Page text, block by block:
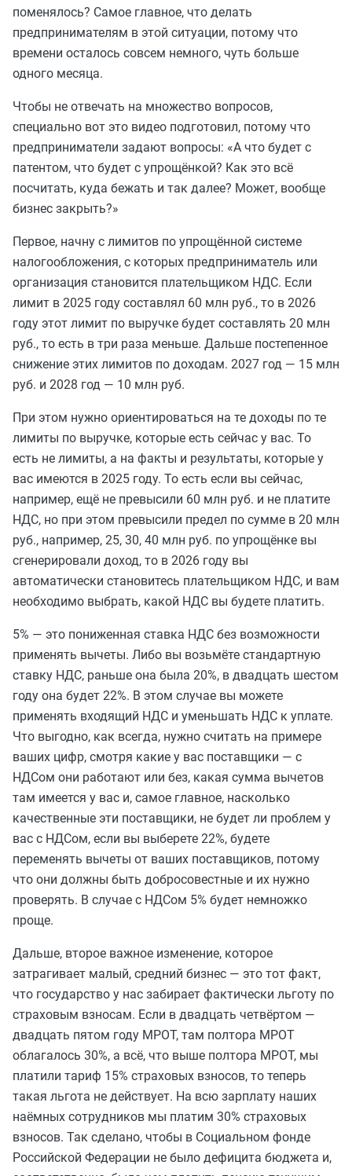
поменялось? Самое главное, что делать
предпринимателям в этой ситуации, потому что
времени осталось совсем немного, чуть больше
одного месяца.
Чтобы не отвечать на множество вопросов,
специально вот это видео подготовил, потому что
предприниматели задают вопросы: «А что будет с
патентом, что будет с упрощёнкой? Как это всё
посчитать, куда бежать и так далее? Может, вообще
бизнес закрыть?»
Первое, начну с лимитов по упрощённой системе
налогообложения, с которых предприниматель или
организация становится плательщиком НДС. Если
лимит в 2025 году составлял 60 млн руб., то в 2026
году этот лимит по выручке будет составлять 20 млн
руб., то есть в три раза меньше. Дальше постепенное
снижение этих лимитов по доходам. 2027 год — 15 млн
руб. и 2028 год — 10 млн руб.
При этом нужно ориентироваться на те доходы по те
лимиты по выручке, которые есть сейчас у вас. То
есть не лимиты, а на факты и результаты, которые у
вас имеются в 2025 году. То есть если вы сейчас,
например, ещё не превысили 60 млн руб. и не платите
НДС, но при этом превысили предел по сумме в 20 млн
руб., например, 25, 30, 40 млн руб. по упрощёнке вы
сгенерировали доход, то в 2026 году вы
автоматически становитесь плательщиком НДС, и вам
необходимо выбрать, какой НДС вы будете платить.
5% — это пониженная ставка НДС без возможности
применять вычеты. Либо вы возьмёте стандартную
ставку НДС, раньше она была 20%, в двадцать шестом
году она будет 22%. В этом случае вы можете
применять входящий НДС и уменьшать НДС к уплате.
Что выгодно, как всегда, нужно считать на примере
ваших цифр, смотря какие у вас поставщики — с
НДСом они работают или без, какая сумма вычетов
там имеется у вас и, самое главное, насколько
качественные эти поставщики, не будет ли проблем у
вас с НДСом, если вы выберете 22%, будете
переменять вычеты от ваших поставщиков, потому
что они должны быть добросовестные и их нужно
проверять. В случае с НДСом 5% будет немножко
проще.
Дальше, второе важное изменение, которое
затрагивает малый, средний бизнес — это тот факт,
что государство у нас забирает фактически льготу по
страховым взносам. Если в двадцать четвёртом —
двадцать пятом году МРОТ, там полтора МРОТ
облагалось 30%, а всё, что выше полтора МРОТ, мы
платили тариф 15% страховых взносов, то теперь
такая льгота не действует. На всю зарплату наших
наёмных сотрудников мы платим 30% страховых
взносов. Так сделано, чтобы в Социальном фонде
Российской Федерации не было дефицита бюджета и,